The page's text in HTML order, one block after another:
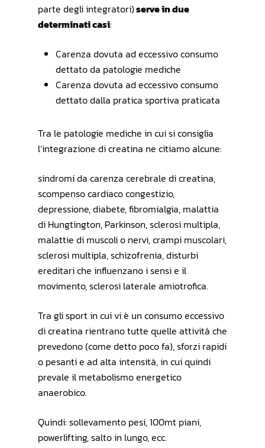
parte degli integratori)serve in due
determinati casi:
Carenza dovuta ad eccessivo consumo
dettato da patologie mediche
Carenza dovuta ad eccessivo consumo
dettato dalla pratica sportiva praticata
Tra le patologie mediche in cui si consiglia
l’integrazione di creatina ne citiamo alcune:
sindromi da carenza cerebrale di creatina,
scompenso cardiaco congestizio,
depressione, diabete, fibromialgia, malattia
di Hungtington, Parkinson, sclerosi multipla,
malattie di muscoli o nervi, crampi muscolari,
sclerosi multipla, schizofrenia, disturbi
ereditari che influenzano i sensi e il
movimento, sclerosi laterale amiotrofica.
Tra gli sport in cui vi è un consumo eccessivo
di creatina rientrano tutte quelle attività che
prevedono (come detto poco fa), sforzi rapidi
o pesanti e ad alta intensità, in cui quindi
prevale il metabolismo energetico
anaerobico.
Quindi: sollevamento pesi, 100mt piani,
powerlifting, salto in lungo, ecc.